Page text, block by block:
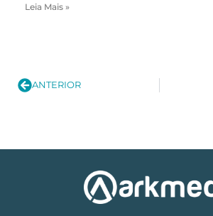
Leia Mais »
ANTERIOR